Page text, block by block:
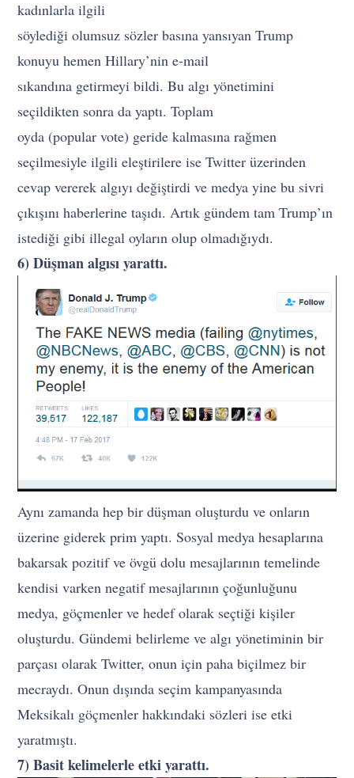
kadınlarla ilgili
söylediği olumsuz sözler basına yansıyan Trump
konuyu hemen Hillary’nin e-mail
sıkandına getirmeyi bildi. Bu algı yönetimini
seçildikten sonra da yaptı. Toplam
oyda (popular vote) geride kalmasına rağmen
seçilmesiyle ilgili eleştirilere ise Twitter üzerinden
cevap vererek algıyı değiştirdi ve medya yine bu sivri
çıkışını haberlerine taşıdı. Artık gündem tam Trump’ın
istediği gibi illegal oyların olup olmadığıydı.
6) Düşman algısı yarattı.
Aynı zamanda hep bir düşman oluşturdu ve onların
üzerine giderek prim yaptı. Sosyal medya hesaplarına
bakarsak pozitif ve övgü dolu mesajlarının temelinde
kendisi varken negatif mesajlarının çoğunluğunu
medya, göçmenler ve hedef olarak seçtiği kişiler
oluşturdu. Gündemi belirleme ve algı yönetiminin bir
parçası olarak Twitter, onun için paha biçilmez bir
mecraydı. Onun dışında seçim kampanyasında
Meksikalı göçmenler hakkındaki sözleri ise etki
yaratmıştı.
7) Basit kelimelerle etki yarattı.